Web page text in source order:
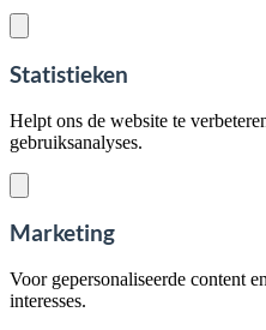
Statistieken
Helpt ons de website te
gebruiksanalyses.
Marketing
Voor gepersonaliseerde content
interesses.